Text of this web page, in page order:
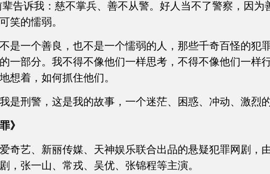
诉我：慈不掌兵、善不从警。好人当不了警察，因为
笑的懦弱。
一个善良，也不是一个懦弱的人，那些千奇百怪的犯
一部分。我不得不像他们一样思考，不得不像他们一样
想着，如何抓住他们。
刑警，这是我的故事，一个迷茫、困惑、冲动、激
》
奇艺、新丽传媒、天神娱乐联合出品的悬疑犯罪网剧，
，张一山、常戎、吴优、张锦程等主演。